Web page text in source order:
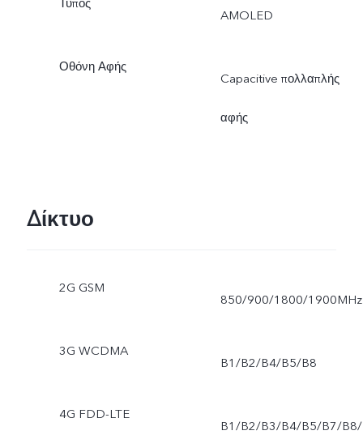
επιφάνεια της οθόνης είναι
Τύπος
AMOLED
Οθόνη Αφής
Capacitive πολλαπλής
αφής
Δίκτυο
2G GSM
850/900/1800/1900MHz
3G WCDMA
B1/B2/B4/B5/B8
4G FDD-LTE
B1/B2/B3/B4/B5/B7/B8/